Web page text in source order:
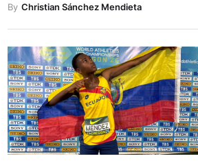
By Christian Sánchez Mendieta